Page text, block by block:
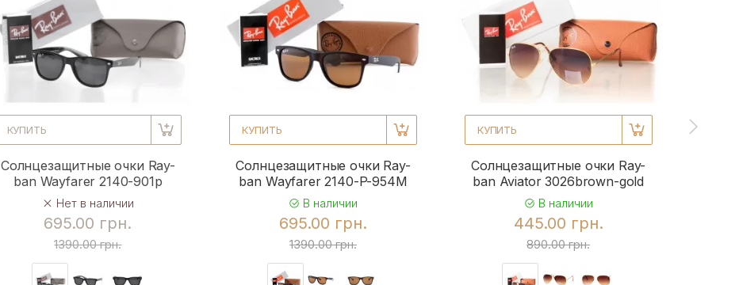
КУПИТЬ
Солнцезащитные очки Ray-
ban Wayfarer 2140-901p
Нет в наличии
695.00 грн.
1390.00 грн.
КУПИТЬ
Солнцезащитные очки Ray-
ban Wayfarer 2140-P-954M
В наличии
695.00 грн.
1390.00 грн.
КУПИТЬ
Солнцезащитные очки Ray-
ban Aviator 3026brown-gold
В наличии
445.00 грн.
890.00 грн.